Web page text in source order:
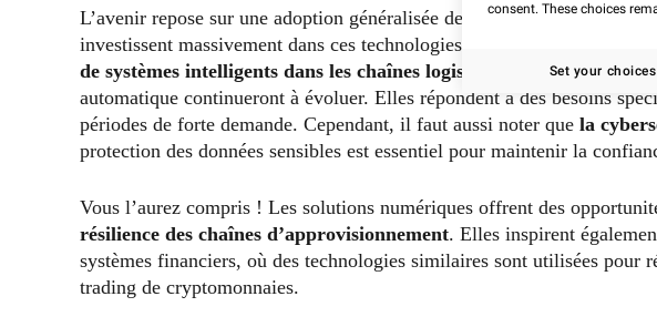
L’avenir repose sur une adoption généralisée des solutions numériques.
investissent massivement dans ces technologies. Il y a des initiatives
de systèmes intelligents dans les chaînes logistiques
. Et des
automatique continueront à évoluer. Elles répondent à des besoins
périodes de forte demande. Cependant, il faut aussi noter que la
protection des données sensibles est essentiel pour maintenir la
Vous l’aurez compris ! Les solutions numériques offrent des
résilience des chaînes d’approvisionnement. Elles inspirent
systèmes financiers, où des technologies similaires sont utilisées pour
trading de cryptomonnaies.
consent. These choices
Set your choices